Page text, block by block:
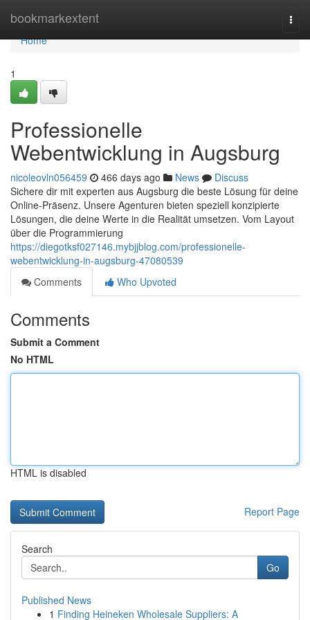
bookmarkextent
Home
Home
1
Professionelle
Webentwicklung in Augsburg
nicoleovln056459 466 days ago News
Discuss
Sichere dir mit experten aus Augsburg die beste Lösung für deine
Online-Präsenz. Unsere Agenturen bieten speziell konzipierte
Lösungen, die deine Werte in die Realität umsetzen. Vom Layout
über die Programmierung
https://diegotksf027146.mybjjblog.com/professionelle-
webentwicklung-in-augsburg-47080539
Comments
Who Upvoted
Comments
Submit a Comment
No HTML
HTML is disabled
Report Page
Search
Go
Published News
1 Finding Heineken Wholesale Suppliers: A